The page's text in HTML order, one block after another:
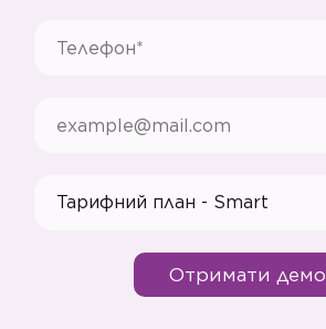
Тарифний план - Smart
Отримати демо